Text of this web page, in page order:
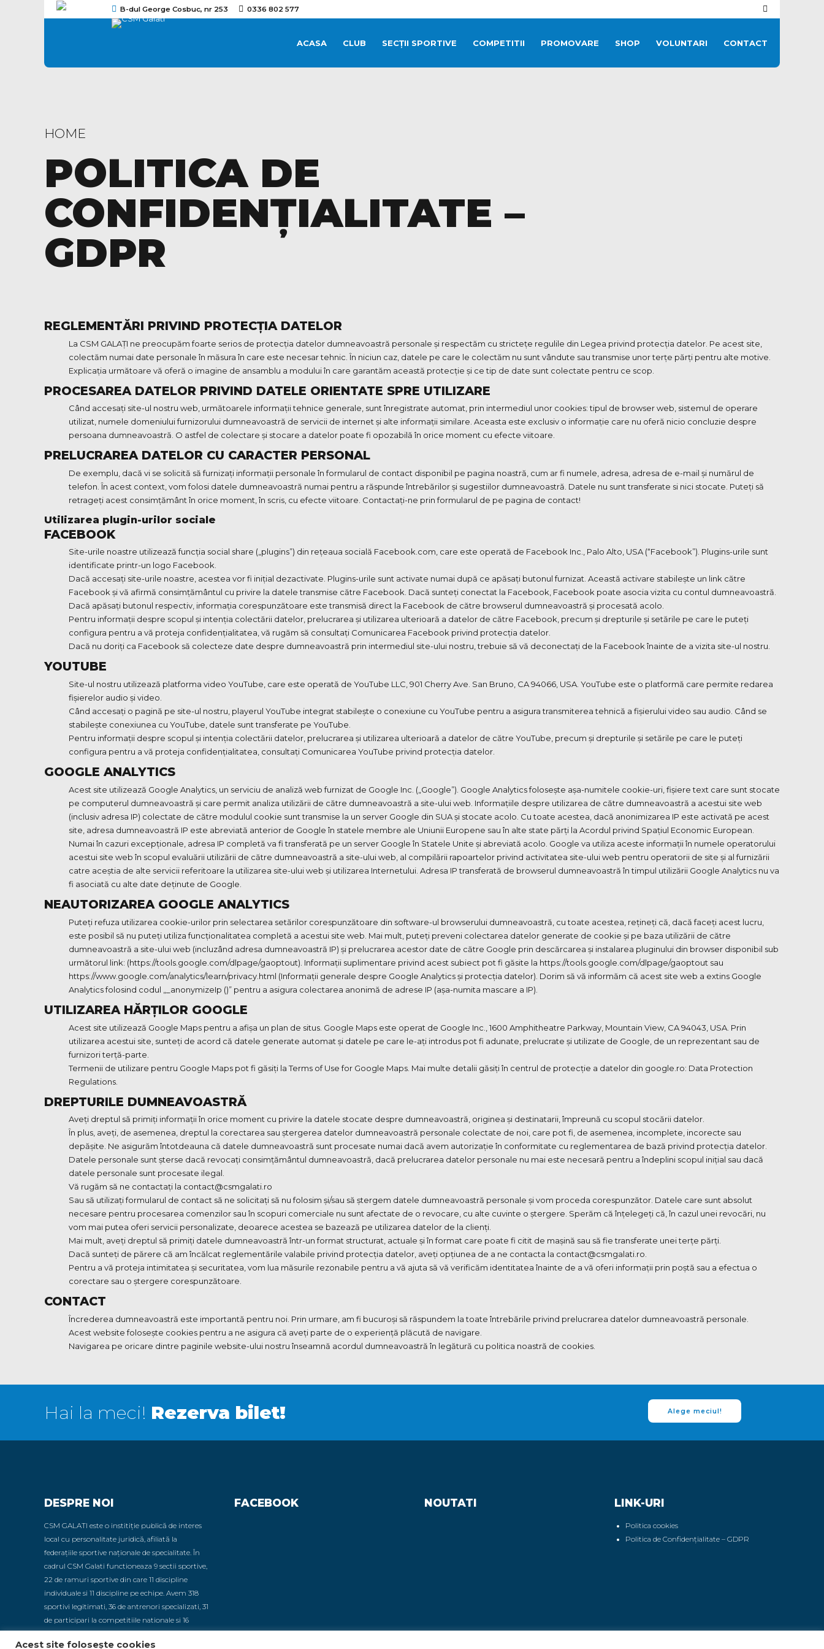
B-dul George Cosbuc, nr 253 0336 802 577
ACASA CLUB SECȚII SPORTIVE COMPETITII PROMOVARE SHOP VOLUNTARI CONTACT
HOME
POLITICA DE
CONFIDENȚIALITATE –
GDPR
REGLEMENTĂRI PRIVIND PROTECȚIA DATELOR
La CSM GALAȚI ne preocupăm foarte serios de protecția datelor dumneavoastră personale și respectăm cu strictețe regulile din Legea privind protecția datelor. Pe acest site,
colectăm numai date personale în măsura în care este necesar tehnic. În niciun caz, datele pe care le colectăm nu sunt vândute sau transmise unor terțe părți pentru alte motive.
Explicația următoare vă oferă o imagine de ansamblu a modului în care garantăm această protecție și ce tip de date sunt colectate pentru ce scop.
PROCESAREA DATELOR PRIVIND DATELE ORIENTATE SPRE UTILIZARE
Când accesați site-ul nostru web, următoarele informații tehnice generale, sunt înregistrate automat, prin intermediul unor cookies: tipul de browser web, sistemul de operare
utilizat, numele domeniului furnizorului dumneavoastră de servicii de internet și alte informații similare. Aceasta este exclusiv o informație care nu oferă nicio concluzie despre
persoana dumneavoastră. O astfel de colectare și stocare a datelor poate fi opozabilă în orice moment cu efecte viitoare.
PRELUCRAREA DATELOR CU CARACTER PERSONAL
De exemplu, dacă vi se solicită să furnizați informații personale în formularul de contact disponibil pe pagina noastră, cum ar fi numele, adresa, adresa de e-mail și numărul de
telefon. În acest context, vom folosi datele dumneavoastră numai pentru a răspunde întrebărilor și sugestiilor dumneavoastră. Datele nu sunt transferate si nici stocate. Puteți să
retrageți acest consimțământ în orice moment, în scris, cu efecte viitoare. Contactați-ne prin formularul de pe pagina de contact!
Utilizarea plugin-urilor sociale
FACEBOOK
Site-urile noastre utilizează funcția social share („plugins”) din rețeaua socială Facebook.com, care este operată de Facebook Inc., Palo Alto, USA (“Facebook”). Plugins-urile sunt
identificate printr-un logo Facebook.
Dacă accesați site-urile noastre, acestea vor fi inițial dezactivate. Plugins-urile sunt activate numai după ce apăsați butonul furnizat. Această activare stabilește un link către
Facebook și vă afirmă consimțământul cu privire la datele transmise către Facebook. Dacă sunteți conectat la Facebook, Facebook poate asocia vizita cu contul dumneavoastră.
Dacă apăsați butonul respectiv, informația corespunzătoare este transmisă direct la Facebook de către browserul dumneavoastră și procesată acolo.
Pentru informații despre scopul și intenția colectării datelor, prelucrarea și utilizarea ulterioară a datelor de către Facebook, precum și drepturile și setările pe care le puteți
configura pentru a vă proteja confidențialitatea, vă rugăm să consultați Comunicarea Facebook privind protecția datelor.
Dacă nu doriți ca Facebook să colecteze date despre dumneavoastră prin intermediul site-ului nostru, trebuie să vă deconectați de la Facebook înainte de a vizita site-ul nostru.
YOUTUBE
Site-ul nostru utilizează platforma video YouTube, care este operată de YouTube LLC, 901 Cherry Ave. San Bruno, CA 94066, USA. YouTube este o platformă care permite redarea
fișierelor audio și video.
Când accesați o pagină pe site-ul nostru, playerul YouTube integrat stabilește o conexiune cu YouTube pentru a asigura transmiterea tehnică a fișierului video sau audio. Când se
stabilește conexiunea cu YouTube, datele sunt transferate pe YouTube.
Pentru informații despre scopul și intenția colectării datelor, prelucrarea și utilizarea ulterioară a datelor de către YouTube, precum și drepturile și setările pe care le puteți
configura pentru a vă proteja confidențialitatea, consultați Comunicarea YouTube privind protecția datelor.
GOOGLE ANALYTICS
Acest site utilizează Google Analytics, un serviciu de analiză web furnizat de Google Inc. („Google”). Google Analytics folosește așa-numitele cookie-uri, fișiere text care sunt stocate
pe computerul dumneavoastră și care permit analiza utilizării de către dumneavoastră a site-ului web. Informațiile despre utilizarea de către dumneavoastră a acestui site web
(inclusiv adresa IP) colectate de către modulul cookie sunt transmise la un server Google din SUA și stocate acolo. Cu toate acestea, dacă anonimizarea IP este activată pe acest
site, adresa dumneavoastră IP este abreviată anterior de Google în statele membre ale Uniunii Europene sau în alte state părți la Acordul privind Spațiul Economic European.
Numai în cazuri excepționale, adresa IP completă va fi transferată pe un server Google în Statele Unite și abreviată acolo. Google va utiliza aceste informații în numele operatorului
acestui site web în scopul evaluării utilizării de către dumneavoastră a site-ului web, al compilării rapoartelor privind activitatea site-ului web pentru operatorii de site și al furnizării
catre aceștia de alte servicii referitoare la utilizarea site-ului web și utilizarea Internetului. Adresa IP transferată de browserul dumneavoastră în timpul utilizării Google Analytics nu va
fi asociată cu alte date deținute de Google.
NEAUTORIZAREA GOOGLE ANALYTICS
Puteți refuza utilizarea cookie-urilor prin selectarea setărilor corespunzătoare din software-ul browserului dumneavoastră, cu toate acestea, rețineți că, dacă faceți acest lucru,
este posibil să nu puteți utiliza funcționalitatea completă a acestui site web. Mai mult, puteți preveni colectarea datelor generate de cookie și pe baza utilizării de către
dumneavoastră a site-ului web (incluzând adresa dumneavoastră IP) și prelucrarea acestor date de către Google prin descărcarea și instalarea pluginului din browser disponibil sub
următorul link: (https://tools.google.com/dlpage/gaoptout). Informații suplimentare privind acest subiect pot fi găsite la https://tools.google.com/dlpage/gaoptout sau
https://www.google.com/analytics/learn/privacy.html (Informații generale despre Google Analytics și protecția datelor). Dorim să vă informăm că acest site web a extins Google
Analytics folosind codul „_anonymizeIp ()” pentru a asigura colectarea anonimă de adrese IP (așa-numita mascare a IP).
UTILIZAREA HĂRȚILOR GOOGLE
Acest site utilizează Google Maps pentru a afișa un plan de situs. Google Maps este operat de Google Inc., 1600 Amphitheatre Parkway, Mountain View, CA 94043, USA. Prin
utilizarea acestui site, sunteți de acord că datele generate automat și datele pe care le-ați introdus pot fi adunate, prelucrate și utilizate de Google, de un reprezentant sau de
furnizori terță-parte.
Termenii de utilizare pentru Google Maps pot fi găsiți la Terms of Use for Google Maps. Mai multe detalii găsiți în centrul de protecție a datelor din google.ro: Data Protection
Regulations.
DREPTURILE DUMNEAVOASTRĂ
Aveți dreptul să primiți informații în orice moment cu privire la datele stocate despre dumneavoastră, originea și destinatarii, împreună cu scopul stocării datelor.
În plus, aveți, de asemenea, dreptul la corectarea sau ștergerea datelor dumneavoastră personale colectate de noi, care pot fi, de asemenea, incomplete, incorecte sau
depășite. Ne asigurăm întotdeauna că datele dumneavoastră sunt procesate numai dacă avem autorizație în conformitate cu reglementarea de bază privind protecția datelor.
Datele personale sunt șterse dacă revocați consimțământul dumneavoastră, dacă prelucrarea datelor personale nu mai este necesară pentru a îndeplini scopul inițial sau dacă
datele personale sunt procesate ilegal.
Vă rugăm să ne contactați la contact@csmgalati.ro
Sau să utilizați formularul de contact să ne solicitați să nu folosim și/sau să ștergem datele dumneavoastră personale și vom proceda corespunzător. Datele care sunt absolut
necesare pentru procesarea comenzilor sau în scopuri comerciale nu sunt afectate de o revocare, cu alte cuvinte o ștergere. Sperăm că înțelegeți că, în cazul unei revocări, nu
vom mai putea oferi servicii personalizate, deoarece acestea se bazează pe utilizarea datelor de la clienți.
Mai mult, aveți dreptul să primiți datele dumneavoastră într-un format structurat, actuale și în format care poate fi citit de mașină sau să fie transferate unei terțe părți.
Dacă sunteți de părere că am încălcat reglementările valabile privind protecția datelor, aveți opțiunea de a ne contacta la contact@csmgalati.ro.
Pentru a vă proteja intimitatea și securitatea, vom lua măsurile rezonabile pentru a vă ajuta să vă verificăm identitatea înainte de a vă oferi informații prin poștă sau a efectua o
corectare sau o ștergere corespunzătoare.
CONTACT
Încrederea dumneavoastră este importantă pentru noi. Prin urmare, am fi bucuroși să răspundem la toate întrebările privind prelucrarea datelor dumneavoastră personale.
Acest website folosește cookies pentru a ne asigura că aveți parte de o experiență plăcută de navigare.
Navigarea pe oricare dintre paginile website-ului nostru înseamnă acordul dumneavoastră în legătură cu politica noastră de cookies.
Hai la meci! Rezerva bilet! Alege meciul!
DESPRE NOI
CSM GALATI este o institiție publică de interes
local cu personalitate juridică, afiliată la
federațiile sportive naționale de specialitate. În
cadrul CSM Galati functioneaza 9 sectii sportive,
22 de ramuri sportive din care 11 discipline
individuale si 11 discipline pe echipe. Avem 318
sportivi legitimati, 36 de antrenori specializati, 31
de participari la competitiile nationale si 16
sportivi promovati in loturile nationale.
FACEBOOK NOUTATI LINK-URI
Politica cookies
Politica de Confidențialitate – GDPR
Acest site folosește cookies